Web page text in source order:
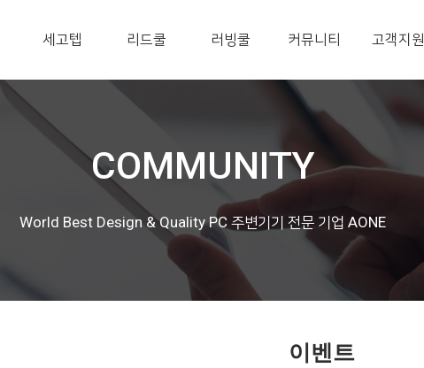
세고텝 리드쿨 러빙쿨 커뮤니티 고객지원
COMMUNITY
World Best Design & Quality PC 주변기기 전문 기업 AONE
이벤트